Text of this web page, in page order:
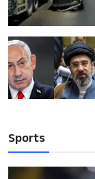
Sports